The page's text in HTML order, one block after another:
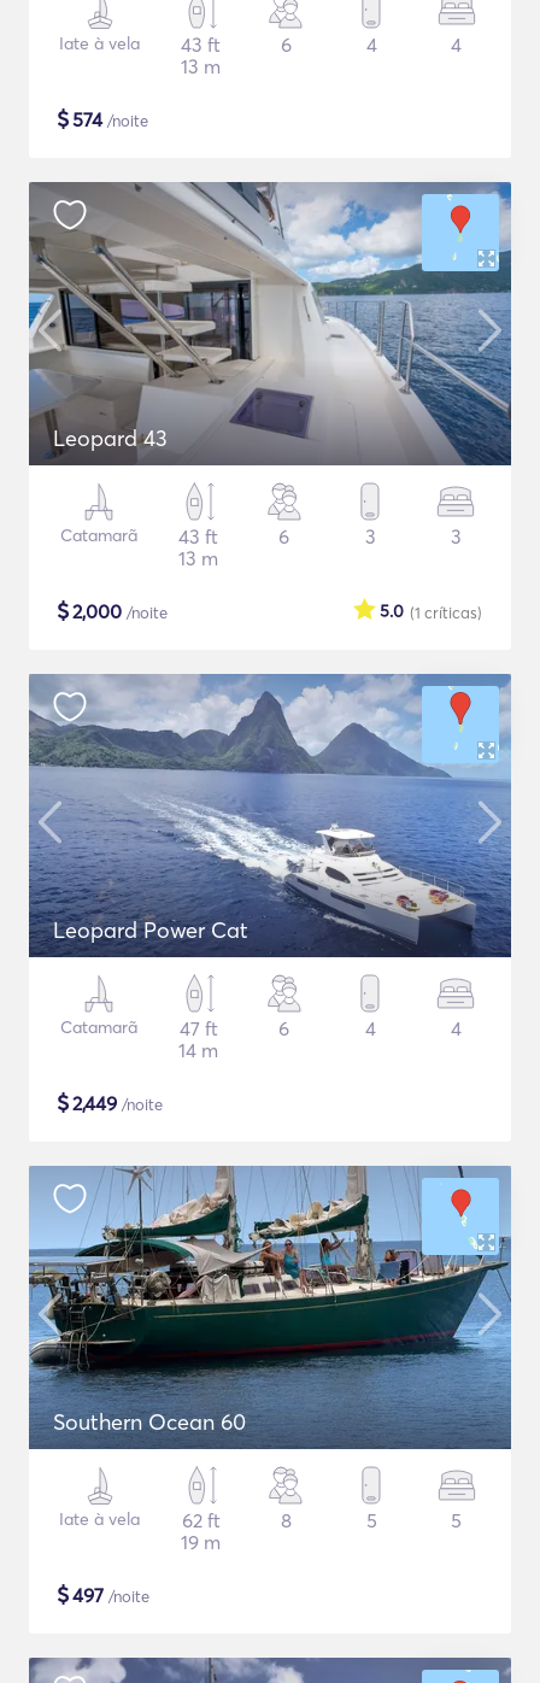
Iate à vela
43 ft
13 m
6 4 4
$574/noite
Leopard 43
Catamarã
43 ft
13 m
6 3 3
$2,000 /noite (1 críticas)
5.0
Leopard Power Cat
Catamarã
47 ft
14 m
6 4 4
$2,449 /noite
Southern Ocean 60
Iate à vela
62 ft
19 m
8 5 5
$497 /noite